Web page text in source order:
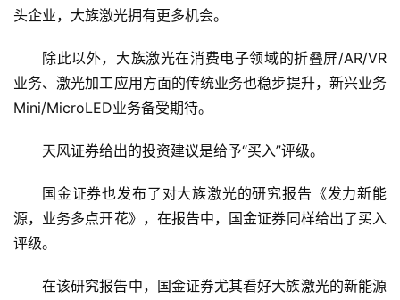
头企业，大族激光拥有更多机会。
除此以外，大族激光在消费电子领域的折叠屏/AR/VR
业务、激光加工应用方面的传统业务也稳步提升，新兴业务
Mini/MicroLED业务备受期待。
天风证券给出的投资建议是给予“买入”评级。
国金证券也发布了对大族激光的研究报告《发力新能
源，业务多点开花》，在报告中，国金证券同样给出了买入
评级。
在该研究报告中，国金证券尤其看好大族激光的新能源